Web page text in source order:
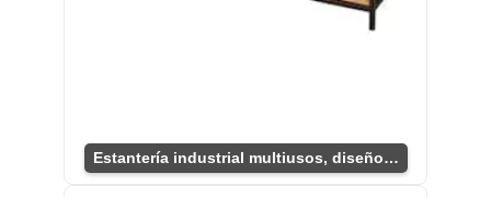
Estantería industrial multiusos, diseño único